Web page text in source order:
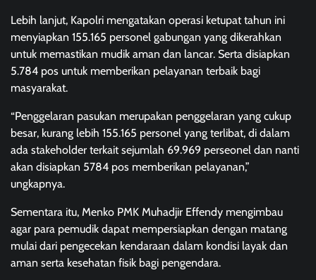
Lebih lanjut, Kapolri mengatakan operasi ketupat tahun ini
menyiapkan 155.165 personel gabungan yang dikerahkan
untuk memastikan mudik aman dan lancar. Serta disiapkan
5.784 pos untuk memberikan pelayanan terbaik bagi
masyarakat.
“Penggelaran pasukan merupakan penggelaran yang cukup
besar, kurang lebih 155.165 personel yang terlibat, di dalam
ada stakeholder terkait sejumlah 69.969 perseonel dan nanti
akan disiapkan 5784 pos memberikan pelayanan,”
ungkapnya.
Sementara itu, Menko PMK Muhadjir Effendy mengimbau
agar para pemudik dapat mempersiapkan dengan matang
mulai dari pengecekan kendaraan dalam kondisi layak dan
aman serta kesehatan fisik bagi pengendara.